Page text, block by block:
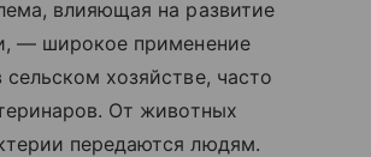
влияющая на развитие
— широкое применение
сельском хозяйстве, часто
От животных
передаются людям.